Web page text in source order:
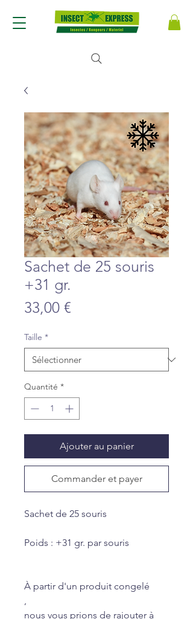
Sachet de 25 souris
+31 gr.
33,00 €
Taille *
Quantité *
Ajouter au panier
Commander et payer
Sachet de 25 souris
Poids : +31 gr. par souris
À partir d'un produit congelé
,
nous vous prions de rajouter à